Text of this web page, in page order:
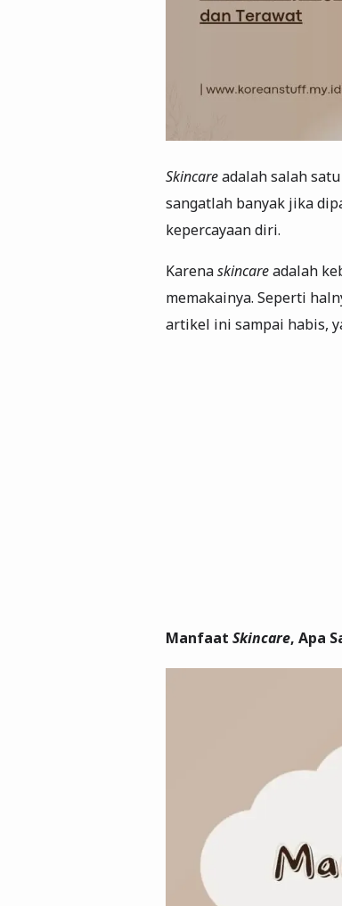
Skincareadalah salah
sangatlah banyak jika
kepercayaan diri.
Karenaskincareadalah
memakainya. Seperti
artikel ini sampai habis,
Manfaat Skincare, Apa